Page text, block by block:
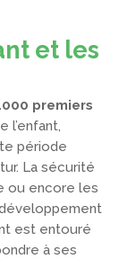
et les
premiers
l’enfant,
période
La sécurité
ou encore les
est entouré
à ses